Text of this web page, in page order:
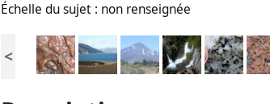
Échelle du sujet : non renseignée
<